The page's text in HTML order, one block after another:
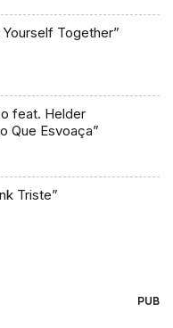
Together”
feat. Helder
Que Esvoaça”
Triste”
PUB